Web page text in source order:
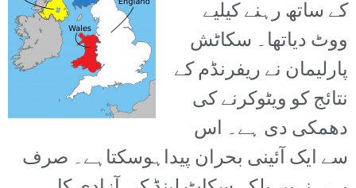
کے ساتھ رہنے کیلیے
ووٹ دیاتھا۔ سکاٹش
پارلیمان نے ریفرنڈم کے
نتائج کو ویٹوکرنے کی
دھمکی دی ہے۔ اس
سے ایک آئینی بحران پیداہوسکتاہے۔ صرف